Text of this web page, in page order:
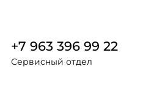
+7 963 396 99 22
Сервисный отдел